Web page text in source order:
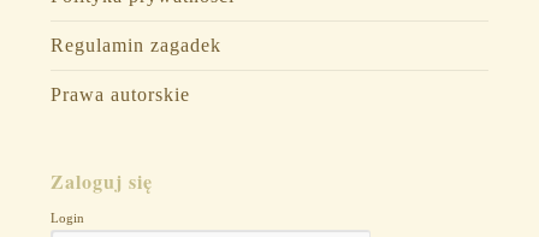
Regulamin zagadek
Prawa autorskie
Zaloguj się
Login